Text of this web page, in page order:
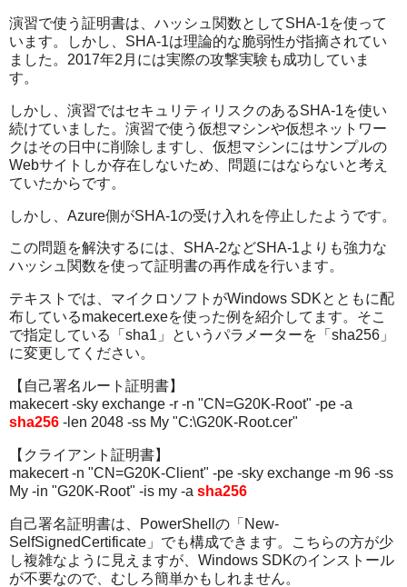
演習で使う証明書は、ハッシュ関数としてSHA-1を使って
います。しかし、SHA-1は理論的な脆弱性が指摘されてい
ました。2017年2月には実際の攻撃実験も成功していま
す。
しかし、演習ではセキュリティリスクのあるSHA-1を使い
続けていました。演習で使う仮想マシンや仮想ネットワー
クはその日中に削除しますし、仮想マシンにはサンプルの
Webサイトしか存在しないため、問題にはならないと考え
ていたからです。
しかし、Azure側がSHA-1の受け入れを停止したようです。
この問題を解決するには、SHA-2などSHA-1よりも強力な
ハッシュ関数を使って証明書の再作成を行います。
テキストでは、マイクロソフトがWindows SDKとともに配
布しているmakecert.exeを使った例を紹介してます。そこ
で指定している「sha1」というパラメーターを「sha256」
に変更してください。
【自己署名ルート証明書】
makecert -sky exchange -r -n "CN=G20K-Root" -pe -a
sha256 -len 2048 -ss My "C:\G20K-Root.cer"
【クライアント証明書】
makecert -n "CN=G20K-Client" -pe -sky exchange -m 96 -ss
My -in "G20K-Root" -is my -a sha256
自己署名証明書は、PowerShellの「New-
SelfSignedCertificate」でも構成できます。こちらの方が少
し複雑なように見えますが、Windows SDKのインストール
が不要なので、むしろ簡単かもしれません。